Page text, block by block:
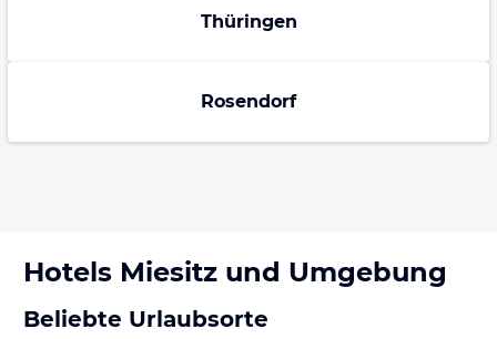
Thüringen
Rosendorf
Hotels Miesitz und Umgebung
Beliebte Urlaubsorte